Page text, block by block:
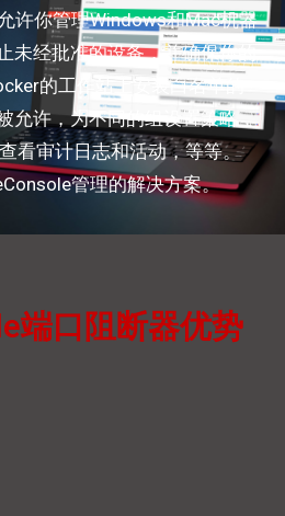
许你管理Windows和Mac机器
未经批准的设备，并确保你的
的工作站上安装白名单的
允许，为不同的组设置策略，
看审计日志和活动，等等。
管理的解决方案。
端口阻断器优势